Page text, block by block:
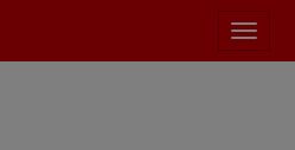
meniu